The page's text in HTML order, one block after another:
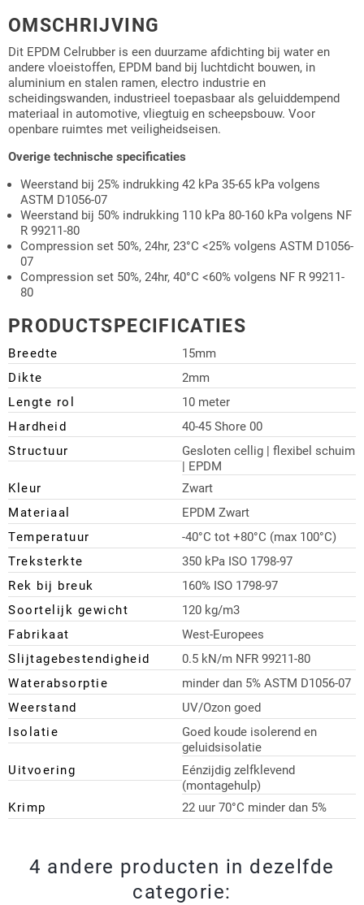
OMSCHRIJVING
Dit EPDM Celrubber is een duurzame afdichting bij water en
andere vloeistoffen, EPDM band bij luchtdicht bouwen, in
aluminium en stalen ramen, electro industrie en
scheidingswanden, industrieel toepasbaar als geluiddempend
materiaal in automotive, vliegtuig en scheepsbouw. Voor
openbare ruimtes met veiligheidseisen.
Overige technische specificaties
Weerstand bij 25% indrukking 42 kPa 35-65 kPa volgens
ASTM D1056-07
Weerstand bij 50% indrukking 110 kPa 80-160 kPa volgens NF
R 99211-80
Compression set 50%, 24hr, 23°C <25% volgens ASTM D1056-
07
Compression set 50%, 24hr, 40°C <60% volgens NF R 99211-
80
PRODUCTSPECIFICATIES
Breedte
15mm
Dikte
2mm
Lengte rol
10 meter
Hardheid
40-45 Shore 00
Structuur
Gesloten cellig | flexibel schuim
| EPDM
Kleur
Zwart
Materiaal
EPDM Zwart
Temperatuur
-40°C tot +80°C (max 100°C)
Treksterkte
350 kPa ISO 1798-97
Rek bij breuk
160% ISO 1798-97
Soortelijk gewicht
120 kg/m3
Fabrikaat
West-Europees
Slijtagebestendigheid
0.5 kN/m NFR 99211-80
Waterabsorptie
minder dan 5% ASTM D1056-07
Weerstand
UV/Ozon goed
Isolatie
Goed koude isolerend en
geluidsisolatie
Uitvoering
Eénzijdig zelfklevend
(montagehulp)
Krimp
22 uur 70°C minder dan 5%
4 andere producten in dezelfde
categorie: